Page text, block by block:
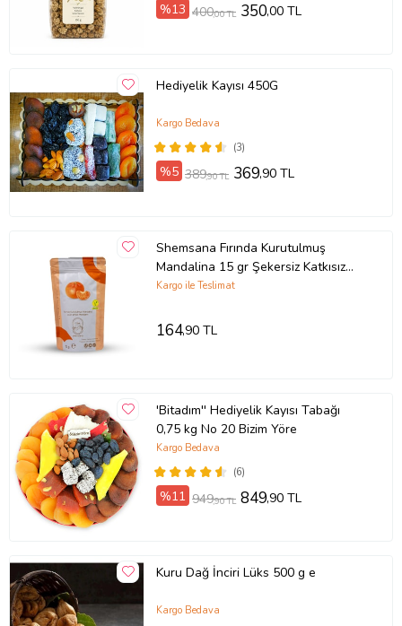
%13 400,00 TL 350,00 TL
Hediyelik Kayısı 450G
(3)
Kargo Bedava
%5 389,90 TL 369,90 TL
Shemsana Fırında Kurutulmuş
Mandalina 15 gr Şekersiz Katkısız
Meyve Kurusu
Kargo ile Teslimat
164,90 TL
'Bitadım'' Hediyelik Kayısı Tabağı
0,75 kg No 20 Bizim Yöre
(6)
Kargo Bedava
%11 949,90 TL 849,90 TL
Kuru Dağ İnciri Lüks 500 g e
Kargo Bedava